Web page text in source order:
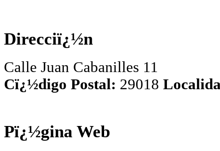
Direcciï¿½n
Calle Juan Cabanilles 11
Cï¿½digo Postal: 29018
Pï¿½gina Web